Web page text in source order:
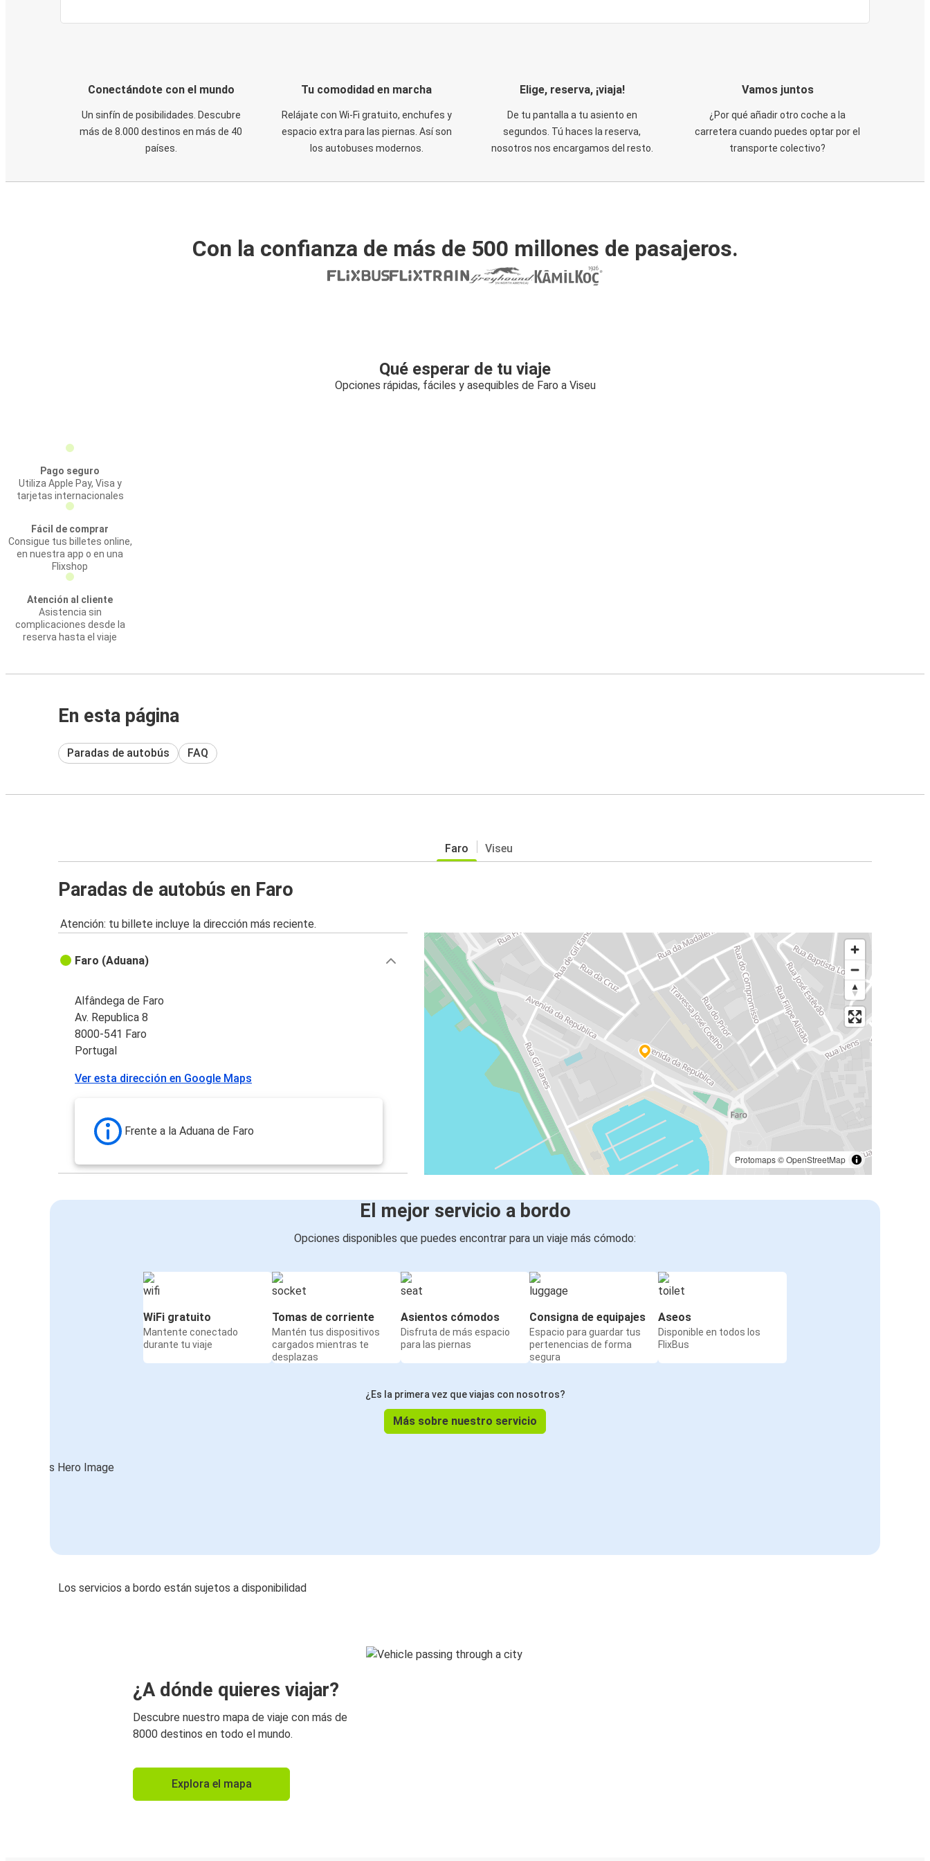
Conectándote con el mundo
Un sinfín de posibilidades. Descubre
más de 8.000 destinos en más de 40
países.
Tu comodidad en marcha
Relájate con Wi-Fi gratuito, enchufes y
espacio extra para las piernas. Así son
los autobuses modernos.
Elige, reserva, ¡viaja!
De tu pantalla a tu asiento en
segundos. Tú haces la reserva,
nosotros nos encargamos del resto.
Vamos juntos
¿Por qué añadir otro coche a la
carretera cuando puedes optar por el
transporte colectivo?
Con la confianza de más de 500 millones de pasajeros.
Qué esperar de tu viaje
Opciones rápidas, fáciles y asequibles de Faro a Viseu
Pago seguro
Utiliza Apple Pay, Visa y
tarjetas internacionales
Fácil de comprar
Consigue tus billetes online,
en nuestra app o en una
Flixshop
Atención al cliente
Asistencia sin
complicaciones desde la
reserva hasta el viaje
En esta página
Paradas de autobús FAQ
Faro Viseu
Paradas de autobús en Faro
Atención: tu billete incluye la dirección más reciente.
Protomaps©OpenStreetMap
Faro (Aduana)
Alfândega de Faro
Av. Republica 8
8000-541 Faro
Portugal
Ver esta dirección en Google Maps
Frente a la Aduana de Faro
El mejor servicio a bordo
Opciones disponibles que puedes encontrar para un viaje más cómodo:
WiFi gratuito
Mantente conectado
durante tu viaje
Tomas de corriente
Mantén tus dispositivos
cargados mientras te
desplazas
Asientos cómodos
Disfruta de más espacio
para las piernas
Consigna de equipajes
Espacio para guardar tus
pertenencias de forma
segura
Aseos
Disponible en todos los
FlixBus
¿Es la primera vez que viajas con nosotros?
Más sobre nuestro servicio
Los servicios a bordo están sujetos a disponibilidad
¿A dónde quieres viajar?
Descubre nuestro mapa de viaje con más de
8000 destinos en todo el mundo.
Explora el mapa